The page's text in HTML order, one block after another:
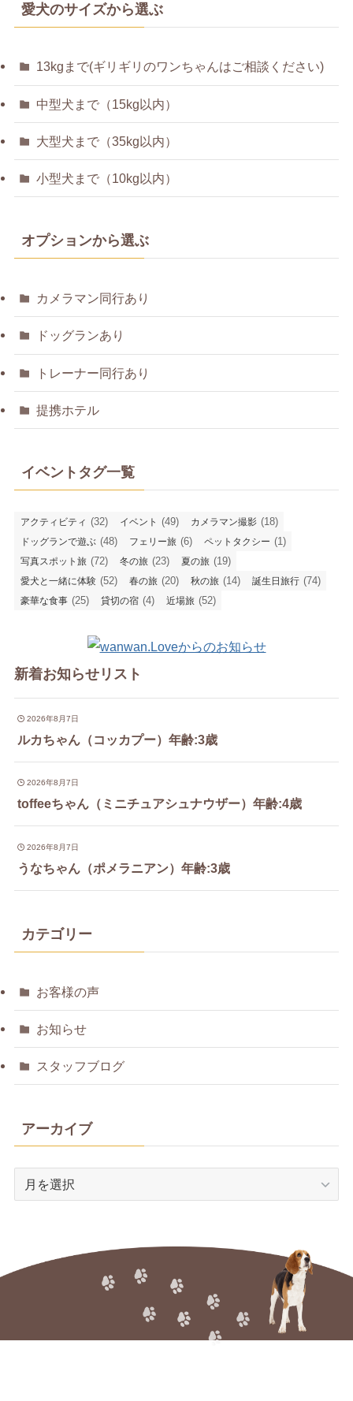
愛犬のサイズから選ぶ
13kgまで(ギリギリのワンちゃんはご相談ください)
中型犬まで（15kg以内）
大型犬まで（35kg以内）
小型犬まで（10kg以内）
オプションから選ぶ
カメラマン同行あり
ドッグランあり
トレーナー同行あり
提携ホテル
イベントタグ一覧
アクティビティ (32) イベント (49) カメラマン撮影 (18)
ドッグランで遊ぶ (48) フェリー旅 (6) ペットタクシー (1)
写真スポット旅 (72) 冬の旅 (23) 夏の旅 (19)
愛犬と一緒に体験 (52) 春の旅 (20) 秋の旅 (14) 誕生日旅行 (74)
豪華な食事 (25) 貸切の宿 (4) 近場旅 (52)
新着お知らせリスト
2026年8月7日
ルカちゃん（コッカプー）年齢:3歳
2026年8月7日
toffeeちゃん（ミニチュアシュナウザー）年齢:4歳
2026年8月7日
うなちゃん（ポメラニアン）年齢:3歳
カテゴリー
お客様の声
お知らせ
スタッフブログ
アーカイブ